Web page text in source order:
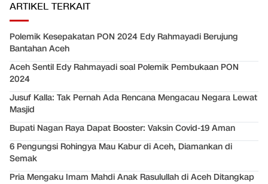
ARTIKEL TERKAIT
Polemik Kesepakatan PON 2024 Edy Rahmayadi Berujung
Bantahan Aceh
Aceh Sentil Edy Rahmayadi soal Polemik Pembukaan PON
2024
Jusuf Kalla: Tak Pernah Ada Rencana Mengacau Negara Lewat
Masjid
Bupati Nagan Raya Dapat Booster: Vaksin Covid-19 Aman
6 Pengungsi Rohingya Mau Kabur di Aceh, Diamankan di
Semak
Pria Mengaku Imam Mahdi Anak Rasulullah di Aceh Ditangkap